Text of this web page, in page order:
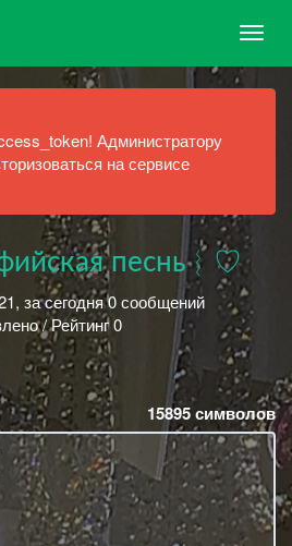
Администратору
на сервисе
песнь︴♡
за сегодня 0 сообщений
/ Рейтинг 0
15895символов